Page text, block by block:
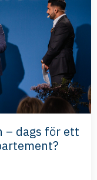
– dags för ett